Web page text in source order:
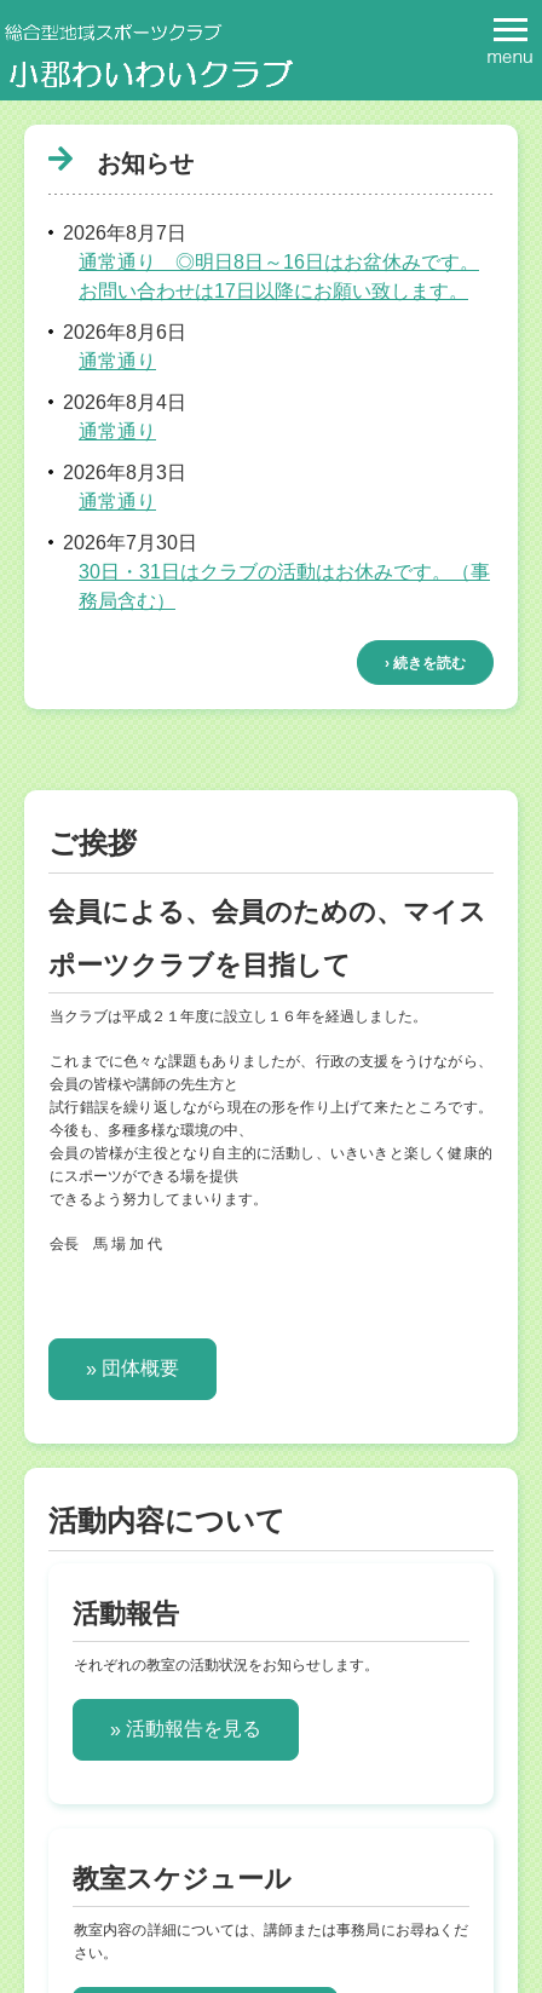
お知らせ
2026年8月7日
通常通り ◎明日8日～16日はお盆休みです。
お問い合わせは17日以降にお願い致します。
2026年8月6日
通常通り
2026年8月4日
通常通り
2026年8月3日
通常通り
2026年7月30日
30日・31日はクラブの活動はお休みです。（事
務局含む）
› 続きを読む
ご挨拶
会員による、会員のための、マイス
ポーツクラブを目指して
当クラブは平成２１年度に設立し１６年を経過しました。
これまでに色々な課題もありましたが、行政の支援をうけながら、
会員の皆様や講師の先生方と
試行錯誤を繰り返しながら現在の形を作り上げて来たところです。
今後も、多種多様な環境の中、
会員の皆様が主役となり自主的に活動し、いきいきと楽しく健康的
にスポーツができる場を提供
できるよう努力してまいります。
会長 馬 場 加 代
団体概要
活動内容について
活動報告
それぞれの教室の活動状況をお知らせします。
活動報告を見る
教室スケジュール
教室内容の詳細については、講師または事務局にお尋ねくだ
さい。